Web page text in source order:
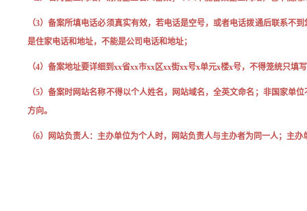
（3）备案所填电话必须真实有效，若电话是空号，或者电话拨通后联系不
是住家电话和地址，不能是公司电话和地址；
（4） 备案地址要详细到xx省xx市xx区xx街xx号x单元x楼x号，不得笼统只填
（5）备案时网站名称不得以个人姓名，网站域名，全英文命名；非国家单
方向。
（6）网站负责人：主办单位为个人时，网站负责人与主办者为同一人；主